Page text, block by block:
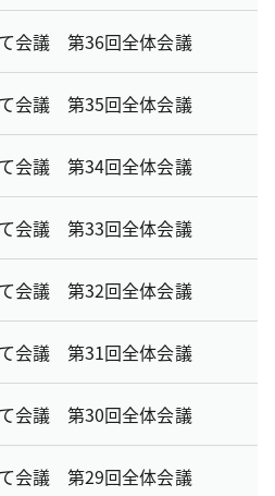
会議 第36回全体会議
会議 第35回全体会議
会議 第34回全体会議
会議 第33回全体会議
会議 第32回全体会議
会議 第31回全体会議
会議 第30回全体会議
会議 第29回全体会議